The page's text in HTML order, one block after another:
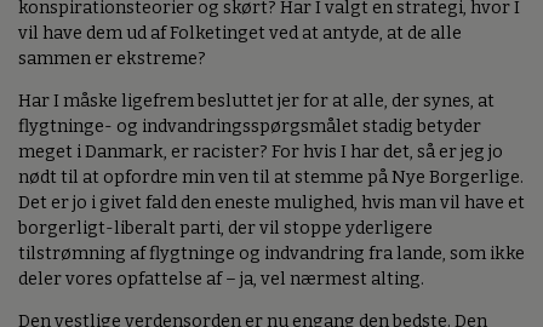
konspirationsteorier og skørt? Har I valgt en strategi, hvor I
vil have dem ud af Folketinget ved at antyde, at de alle
sammen er ekstreme?
Har I måske ligefrem besluttet jer for at alle, der synes, at
flygtninge- og indvandringsspørgsmålet stadig betyder
meget i Danmark, er racister? For hvis I har det, så er jeg jo
nødt til at opfordre min ven til at stemme på Nye Borgerlige.
Det er jo i givet fald den eneste mulighed, hvis man vil have et
borgerligt-liberalt parti, der vil stoppe yderligere
tilstrømning af flygtninge og indvandring fra lande, som ikke
deler vores opfattelse af – ja, vel nærmest alting.
Den vestlige verdensorden er nu engang den bedste. Den